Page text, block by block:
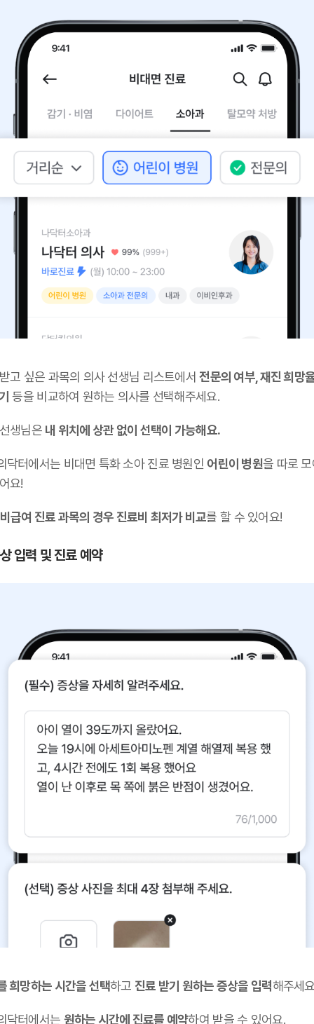
고 싶은 과목의 의사 선생님 리스트에서전문의 여부, 재진 희망
등을 비교하여 원하는 의사를 선택해주세요.
생님은 내 위치에 상관 없이 선택이 가능해요.
닥터에서는 비대면 특화 소아 진료 병원인 어린이 병원을 따로
요!
비급여 진료 과목의 경우 진료비 최저가 비교를 할 수 있어요!
입력 및 진료 예약
희망하는 시간을 선택하고 진료 받기 원하는 증상을 입력해주세
닥터에서는 원하는 시간에 진료를 예약하여 받을 수 있어요.